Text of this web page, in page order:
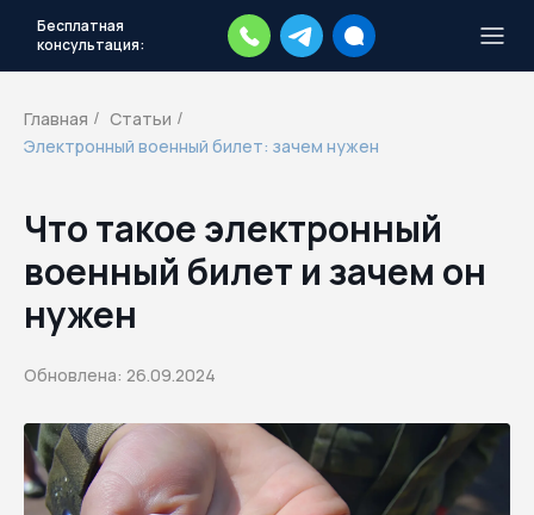
Бесплатная
консультация:
Главная / Статьи /
Электронный военный билет: зачем нужен
Что такое электронный
военный билет и зачем он
нужен
Обновлена: 26.09.2024
каждый день.
действий